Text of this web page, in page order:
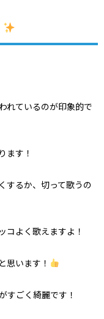
れているのが印象的で
ます！
するか、切って歌うの
コよく歌えますよ！
思います！
すごく綺麗です！